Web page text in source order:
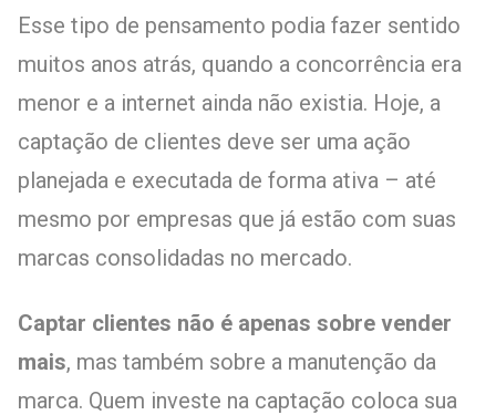
Esse tipo de pensamento podia fazer sentido
muitos anos atrás, quando a concorrência era
menor e a internet ainda não existia. Hoje, a
captação de clientes deve ser uma ação
planejada e executada de forma ativa – até
mesmo por empresas que já estão com suas
marcas consolidadas no mercado.
Captar clientes não é apenas sobre vender
mais, mas também sobre a manutenção da
marca. Quem investe na captação coloca sua